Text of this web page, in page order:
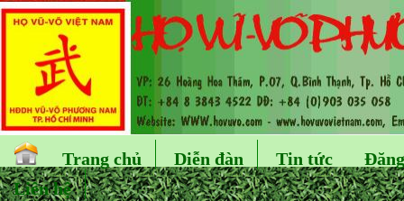
Trang chủ Diễn đàn Tin tức
Liên hệ